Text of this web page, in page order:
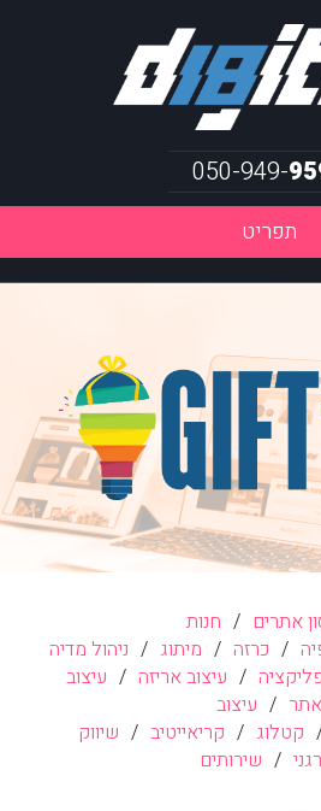
050-949-
תפריט
אתרים / חנות
/ כרזה / מיתוג / ניהול מדיה
/ עיצוב אריזה / עיצוב
/ עיצוב
קטלוג / קריאייטיב / שיווק
/ שירותים